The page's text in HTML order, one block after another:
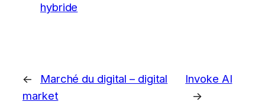
hybride
←
Marché du digital – digital
market
Invoke AI
→